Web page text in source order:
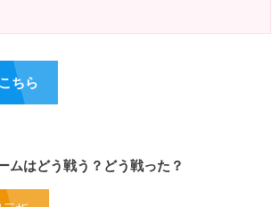
ちら
ムはどう戦う？どう戦った？